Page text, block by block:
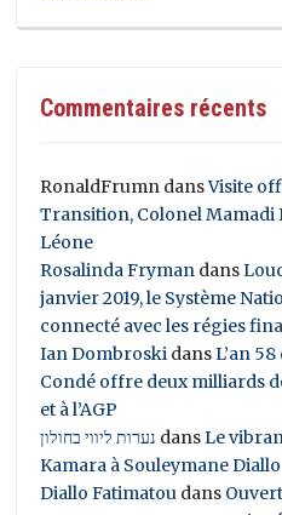
Commentaires récents
RonaldFrumn dansVisite
Transition, Colonel Mamadi
Léone
Rosalinda Fryman dans
janvier 2019, le Système
connecté avec les régies
Ian Dombroski dansL’an
Condé offre deux milliards
et à l’AGP
נערות ליווי בחולון dansLe
Kamara à Souleymane Diallo
Diallo Fatimatou dans